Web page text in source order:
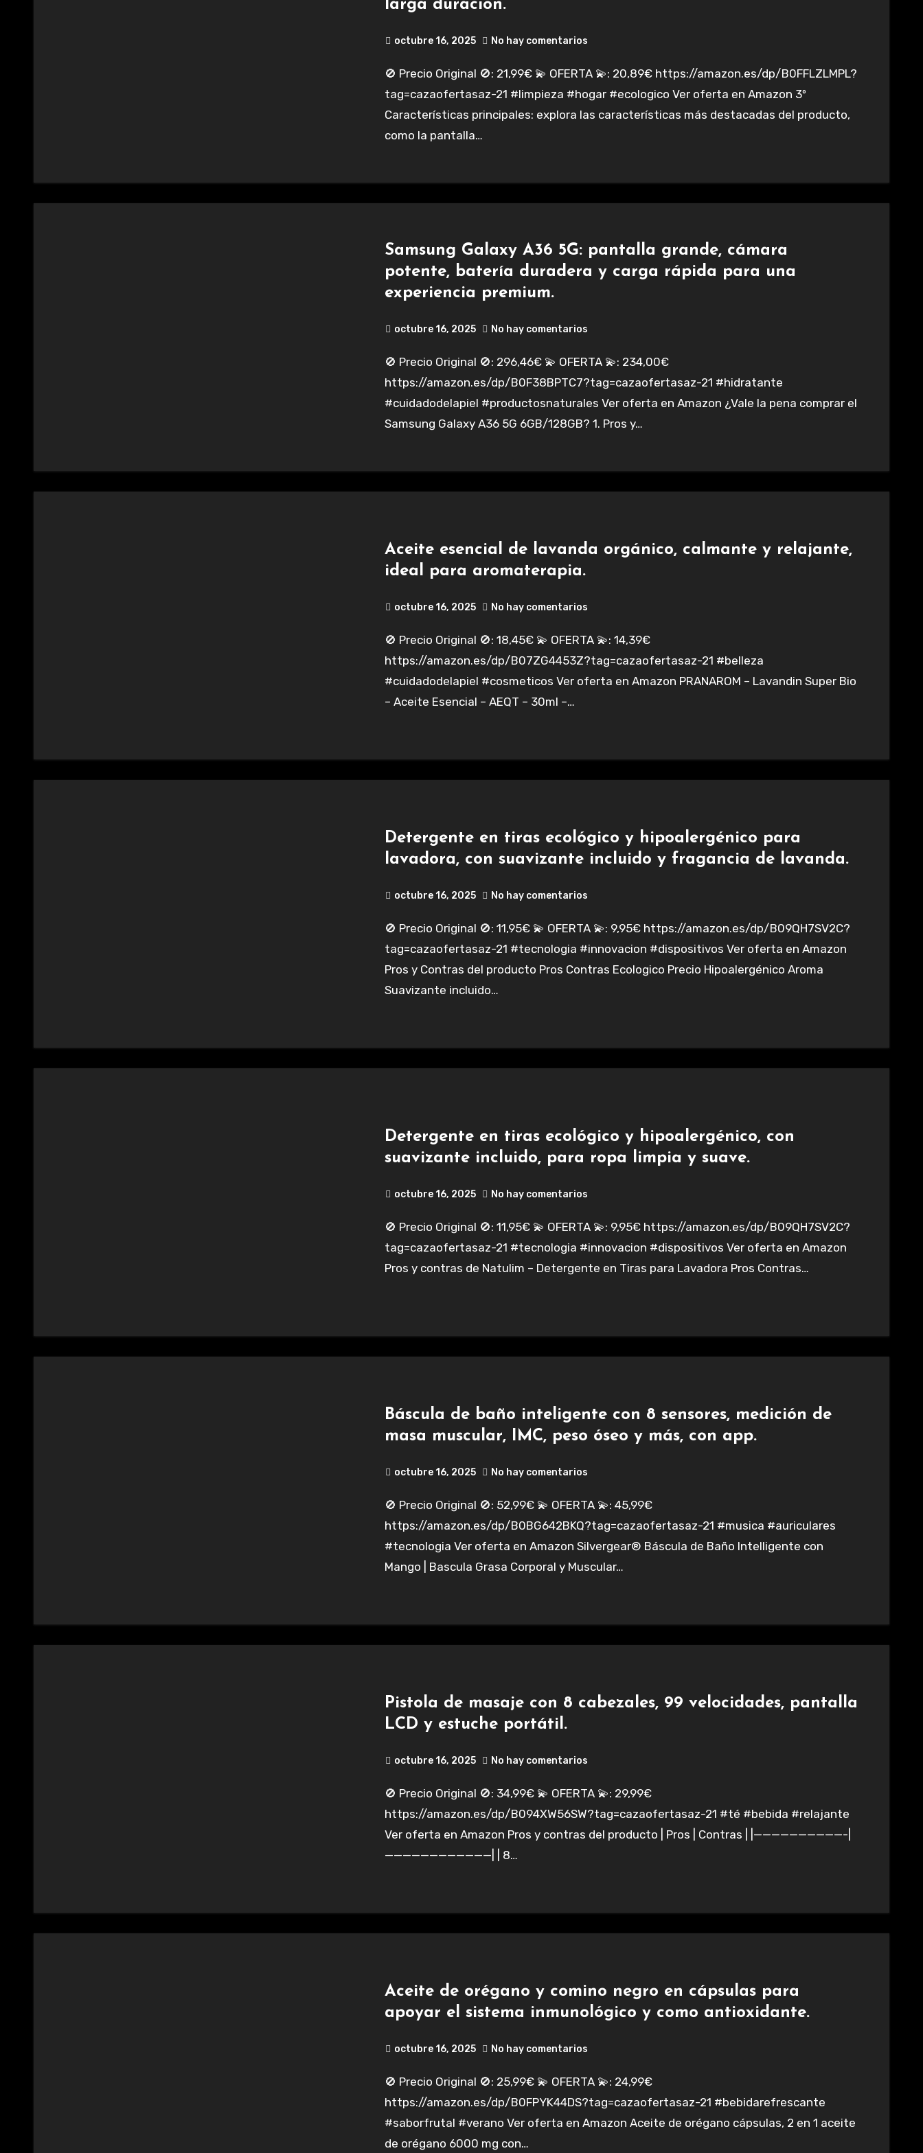
larga duración.
octubre 16, 2025 No hay comentarios
🚫 Precio Original 🚫: 21,99€ 💫 OFERTA 💫: 20,89€ https://amazon.es/dp/B0FFLZLMPL?
tag=cazaofertasaz-21 #limpieza #hogar #ecologico Ver oferta en Amazon 3º
Características principales: explora las características más destacadas del producto,
como la pantalla…
Samsung Galaxy A36 5G: pantalla grande, cámara
potente, batería duradera y carga rápida para una
experiencia premium.
octubre 16, 2025 No hay comentarios
🚫 Precio Original 🚫: 296,46€ 💫 OFERTA 💫: 234,00€
https://amazon.es/dp/B0F38BPTC7?tag=cazaofertasaz-21 #hidratante
#cuidadodelapiel #productosnaturales Ver oferta en Amazon ¿Vale la pena comprar el
Samsung Galaxy A36 5G 6GB/128GB? 1. Pros y…
Aceite esencial de lavanda orgánico, calmante y relajante,
ideal para aromaterapia.
octubre 16, 2025 No hay comentarios
🚫 Precio Original 🚫: 18,45€ 💫 OFERTA 💫: 14,39€
https://amazon.es/dp/B07ZG4453Z?tag=cazaofertasaz-21 #belleza
#cuidadodelapiel #cosmeticos Ver oferta en Amazon PRANAROM – Lavandin Super Bio
– Aceite Esencial – AEQT – 30ml –…
Detergente en tiras ecológico y hipoalergénico para
lavadora, con suavizante incluido y fragancia de lavanda.
octubre 16, 2025 No hay comentarios
🚫 Precio Original 🚫: 11,95€ 💫 OFERTA 💫: 9,95€ https://amazon.es/dp/B09QH7SV2C?
tag=cazaofertasaz-21 #tecnologia #innovacion #dispositivos Ver oferta en Amazon
Pros y Contras del producto Pros Contras Ecologico Precio Hipoalergénico Aroma
Suavizante incluido…
Detergente en tiras ecológico y hipoalergénico, con
suavizante incluido, para ropa limpia y suave.
octubre 16, 2025 No hay comentarios
🚫 Precio Original 🚫: 11,95€ 💫 OFERTA 💫: 9,95€ https://amazon.es/dp/B09QH7SV2C?
tag=cazaofertasaz-21 #tecnologia #innovacion #dispositivos Ver oferta en Amazon
Pros y contras de Natulim – Detergente en Tiras para Lavadora Pros Contras…
Báscula de baño inteligente con 8 sensores, medición de
masa muscular, IMC, peso óseo y más, con app.
octubre 16, 2025 No hay comentarios
🚫 Precio Original 🚫: 52,99€ 💫 OFERTA 💫: 45,99€
https://amazon.es/dp/B0BG642BKQ?tag=cazaofertasaz-21 #musica #auriculares
#tecnologia Ver oferta en Amazon Silvergear® Báscula de Baño Intelligente con
Mango | Bascula Grasa Corporal y Muscular…
Pistola de masaje con 8 cabezales, 99 velocidades, pantalla
LCD y estuche portátil.
octubre 16, 2025 No hay comentarios
🚫 Precio Original 🚫: 34,99€ 💫 OFERTA 💫: 29,99€
https://amazon.es/dp/B094XW56SW?tag=cazaofertasaz-21 #té #bebida #relajante
Ver oferta en Amazon Pros y contras del producto | Pros | Contras | |——————————-|
————————————| | 8…
Aceite de orégano y comino negro en cápsulas para
apoyar el sistema inmunológico y como antioxidante.
octubre 16, 2025 No hay comentarios
🚫 Precio Original 🚫: 25,99€ 💫 OFERTA 💫: 24,99€
https://amazon.es/dp/B0FPYK44DS?tag=cazaofertasaz-21 #bebidarefrescante
#saborfrutal #verano Ver oferta en Amazon Aceite de orégano cápsulas, 2 en 1 aceite
de orégano 6000 mg con…